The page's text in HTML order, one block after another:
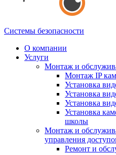
Системы безопасности
О компании
Услуги
Монтаж и
Монтаж IP
Установка
Установка
Установка
Установка
школы
Монтаж и
управления
Ремонт и